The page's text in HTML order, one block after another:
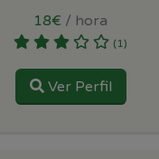
18€ / hora
(1)
Ver Perfil